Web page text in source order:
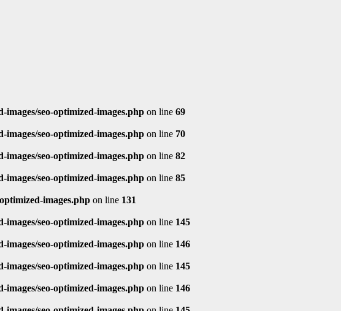
seo-optimized-images.php on line 69
seo-optimized-images.php on line 70
seo-optimized-images.php on line 82
seo-optimized-images.php on line 85
images.php on line 131
seo-optimized-images.php on line 145
seo-optimized-images.php on line 146
seo-optimized-images.php on line 145
seo-optimized-images.php on line 146